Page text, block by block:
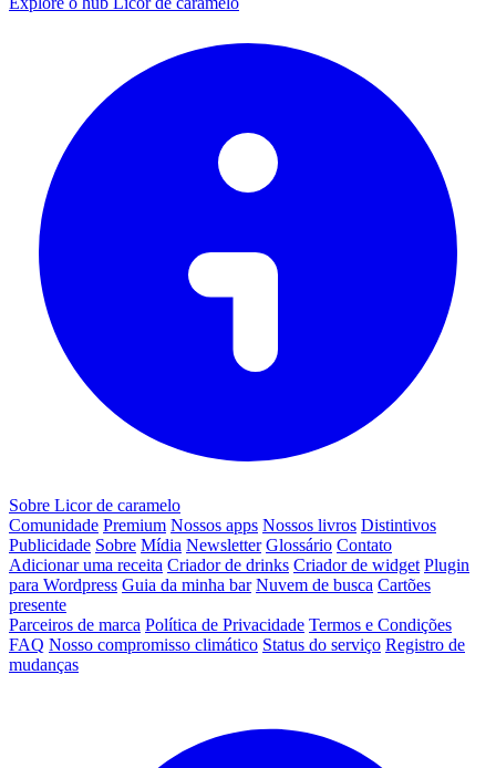
Sobre Licor de caramelo
Comunidade Premium Nossos apps Nossos livros Distintivos
Publicidade Sobre Mídia Newsletter Glossário Contato
Adicionar uma receita Criador de drinks Criador de widget Plugin
para Wordpress Guia da minha bar Nuvem de busca Cartões
presente
Parceiros de marca Política de Privacidade Termos e Condições
FAQ Nosso compromisso climático Status do serviço Registro de
mudanças